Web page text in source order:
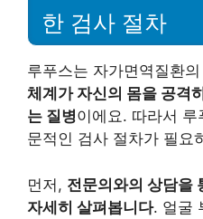
한 검사 절차
루푸스는 자가면역질환
체계가 자신의 몸을 공격
는 질병이에요. 따라서 루
문적인 검사 절차가 필요
먼저, 전문의와의 상담을
자세히 살펴봅니다. 얼굴